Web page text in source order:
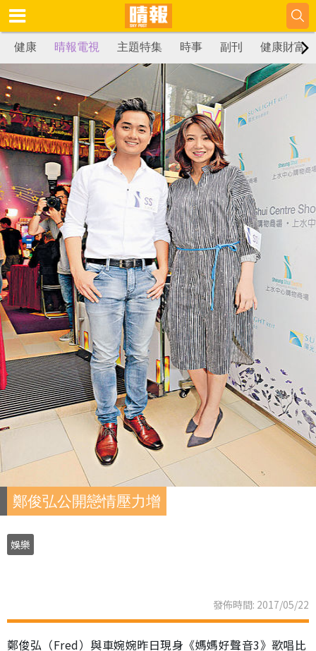
健康 晴報電視 主題特集 時事 副刊 健康財富
鄭俊弘公開戀情壓力增
娛樂
發佈時間: 2017/05/22
鄭俊弘（Fred）與車婉婉昨日現身《媽媽好聲音3》歌唱比